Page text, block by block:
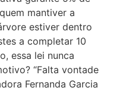
mantiver a
estiver dentro
a completar 10
essa lei nunca
“Falta vontade
Fernanda Garcia